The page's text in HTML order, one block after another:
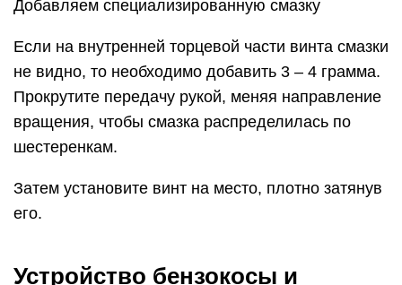
Добавляем специализированную смазку
Если на внутренней торцевой части винта смазки
не видно, то необходимо добавить 3 – 4 грамма.
Прокрутите передачу рукой, меняя направление
вращения, чтобы смазка распределилась по
шестеренкам.
Затем установите винт на место, плотно затянув
его.
Устройство бензокосы и